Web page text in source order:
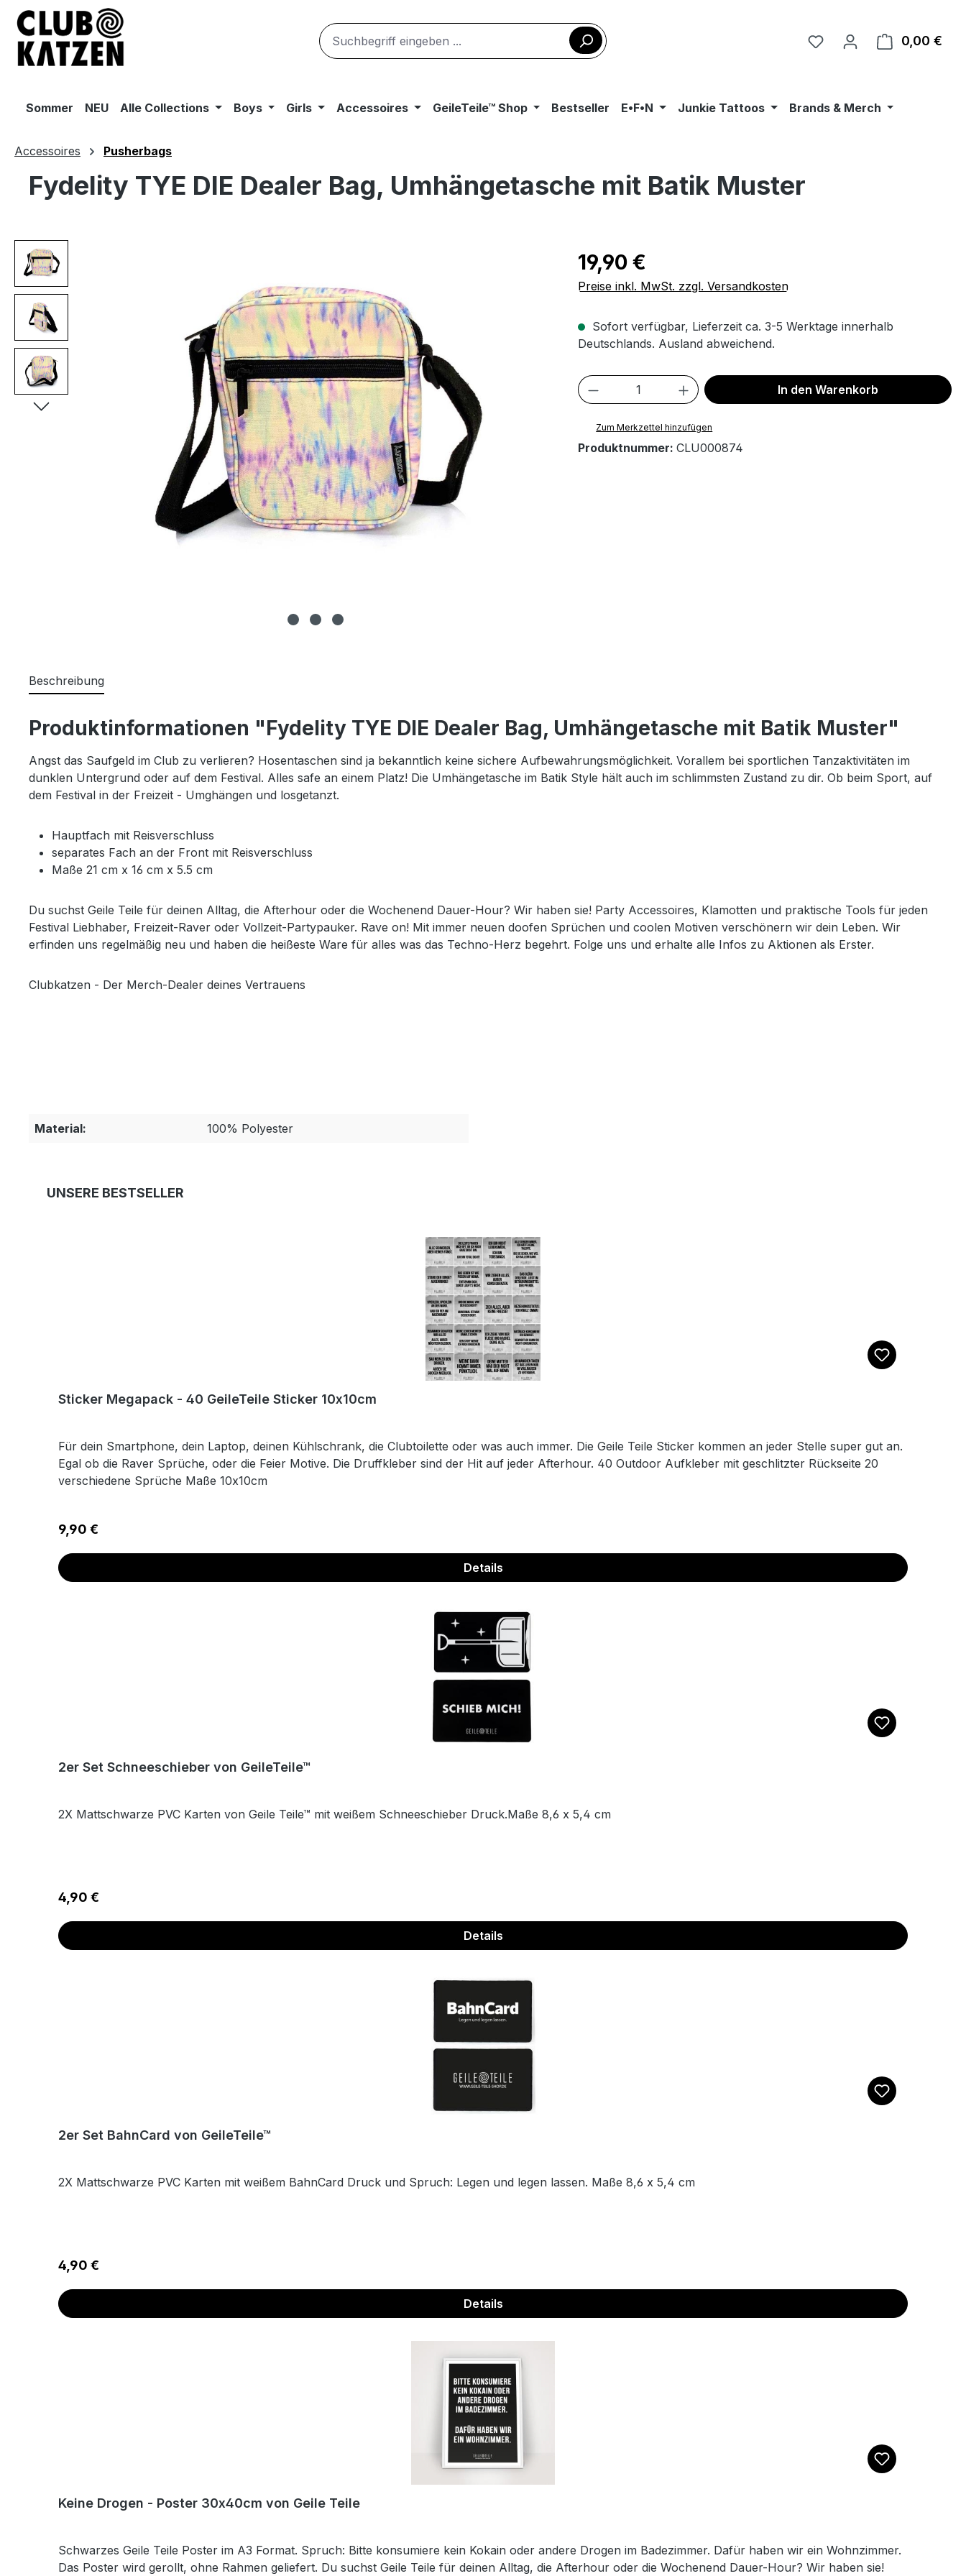
Hauptinhalt springen
Zur Suche springen
Zur Hauptnavigation springen
0,00 €
Sommer NEU Alle Collections Boys Girls Accessoires GeileTeile™ Shop Bestseller E•F•N Junkie Tattoos Brands & Merch
Accessoires Pusherbags
Fydelity TYE DIE Dealer Bag, Umhängetasche mit Batik Muster
Bildergalerie überspringen Regulärer Preis:
19,90 €
Preise inkl. MwSt. zzgl. Versandkosten
Sofort verfügbar, Lieferzeit ca. 3-5 Werktage innerhalb
Deutschlands. Ausland abweichend.
Produkt Anzahl: Gib den gewünschten Wert
In den Warenkorb
Zum Merkzettel hinzufügen
Produktnummer: CLU000874
Beschreibung
Produktinformationen "Fydelity TYE DIE Dealer Bag, Umhängetasche mit Batik Muster"
Angst das Saufgeld im Club zu verlieren? Hosentaschen sind ja bekanntlich keine sichere Aufbewahrungsmöglichkeit. Vorallem bei sportlichen Tanzaktivitäten im
dunklen Untergrund oder auf dem Festival. Alles safe an einem Platz! Die Umhängetasche im Batik Style hält auch im schlimmsten Zustand zu dir. Ob beim Sport, auf
dem Festival in der Freizeit - Umghängen und losgetanzt.
Hauptfach mit Reisverschluss
separates Fach an der Front mit Reisverschluss
Maße 21 cm x 16 cm x 5.5 cm
Du suchst Geile Teile für deinen Alltag, die Afterhour oder die Wochenend Dauer-Hour? Wir haben sie! Party Accessoires, Klamotten und praktische Tools für jeden
Festival Liebhaber, Freizeit-Raver oder Vollzeit-Partypauker. Rave on! Mit immer neuen doofen Sprüchen und coolen Motiven verschönern wir dein Leben. Wir
erfinden uns regelmäßig neu und haben die heißeste Ware für alles was das Techno-Herz begehrt. Folge uns und erhalte alle Infos zu Aktionen als Erster.
Clubkatzen - Der Merch-Dealer deines Vertrauens
Material: 100% Polyester
Produktgalerie überspringen
UNSERE BESTSELLER
Sticker Megapack - 40 GeileTeile Sticker 10x10cm
Für dein Smartphone, dein Laptop, deinen Kühlschrank, die Clubtoilette oder was auch immer. Die Geile Teile Sticker kommen an jeder Stelle super gut an.
Egal ob die Raver Sprüche, oder die Feier Motive. Die Druffkleber sind der Hit auf jeder Afterhour. 40 Outdoor Aufkleber mit geschlitzter Rückseite 20
verschiedene Sprüche Maße 10x10cm
Regulärer Preis:
9,90 €
Details
2er Set Schneeschieber von GeileTeile™
2X Mattschwarze PVC Karten von Geile Teile™ mit weißem Schneeschieber Druck.Maße 8,6 x 5,4 cm
Regulärer Preis:
4,90 €
Details
2er Set BahnCard von GeileTeile™
2X Mattschwarze PVC Karten mit weißem BahnCard Druck und Spruch: Legen und legen lassen. Maße 8,6 x 5,4 cm
Regulärer Preis:
4,90 €
Details
Keine Drogen - Poster 30x40cm von Geile Teile
Schwarzes Geile Teile Poster im A3 Format. Spruch: Bitte konsumiere kein Kokain oder andere Drogen im Badezimmer. Dafür haben wir ein Wohnzimmer.
Das Poster wird gerollt, ohne Rahmen geliefert. Du suchst Geile Teile für deinen Alltag, die Afterhour oder die Wochenend Dauer-Hour? Wir haben sie!